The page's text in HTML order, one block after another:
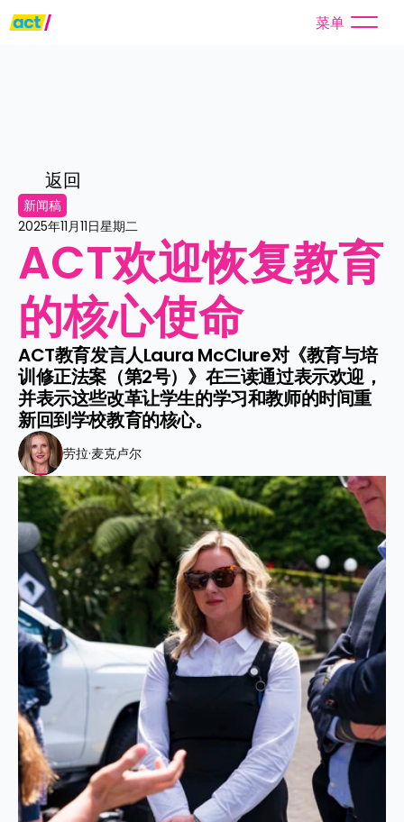
菜单
返回
新闻稿
2025年11月11日星期二
ACT欢迎恢复教育
的核心使命
ACT教育发言人Laura McClure对《教育与培
训修正法案（第2号）》在三读通过表示欢迎，
并表示这些改革让学生的学习和教师的时间重
新回到学校教育的核心。
劳拉·麦克卢尔